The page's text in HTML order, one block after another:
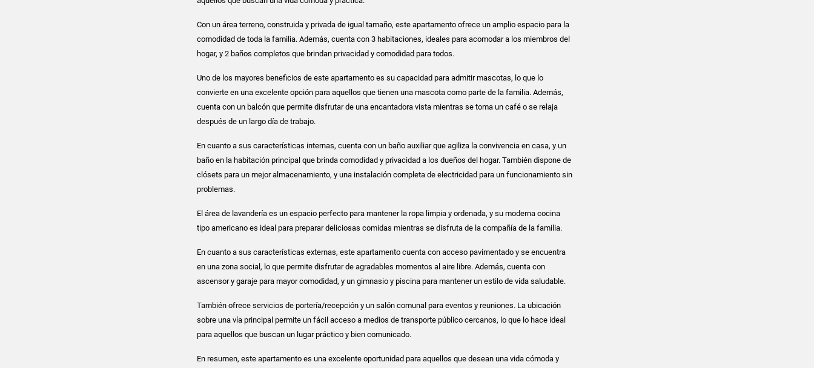
Con un área terreno, construida y privada de igual tamaño, este apartamento ofrece un amplio espacio para la
comodidad de toda la familia. Además, cuenta con 3 habitaciones, ideales para acomodar a los miembros del
hogar, y 2 baños completos que brindan privacidad y comodidad para todos.
Uno de los mayores beneficios de este apartamento es su capacidad para admitir mascotas, lo que lo
convierte en una excelente opción para aquellos que tienen una mascota como parte de la familia. Además,
cuenta con un balcón que permite disfrutar de una encantadora vista mientras se toma un café o se relaja
después de un largo día de trabajo.
En cuanto a sus características internas, cuenta con un baño auxiliar que agiliza la convivencia en casa, y un
baño en la habitación principal que brinda comodidad y privacidad a los dueños del hogar. También dispone de
clósets para un mejor almacenamiento, y una instalación completa de electricidad para un funcionamiento sin
problemas.
El área de lavandería es un espacio perfecto para mantener la ropa limpia y ordenada, y su moderna cocina
tipo americano es ideal para preparar deliciosas comidas mientras se disfruta de la compañía de la familia.
En cuanto a sus características externas, este apartamento cuenta con acceso pavimentado y se encuentra
en una zona social, lo que permite disfrutar de agradables momentos al aire libre. Además, cuenta con
ascensor y garaje para mayor comodidad, y un gimnasio y piscina para mantener un estilo de vida saludable.
También ofrece servicios de portería/recepción y un salón comunal para eventos y reuniones. La ubicación
sobre una vía principal permite un fácil acceso a medios de transporte público cercanos, lo que lo hace ideal
para aquellos que buscan un lugar práctico y bien comunicado.
En resumen, este apartamento es una excelente oportunidad para aquellos que desean una vida cómoda y